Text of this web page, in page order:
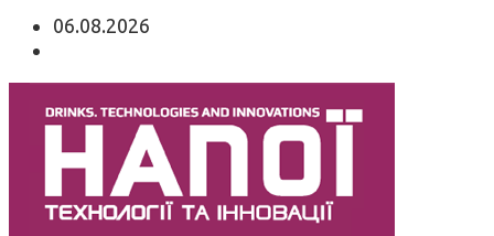
06.08.2026